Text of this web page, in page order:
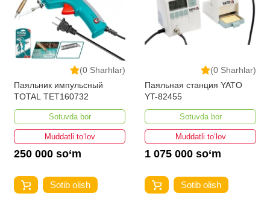
qilingan, ikarvon.uz dan Payvandlash asboblari - bu eng
keng narxlar oralig'i. Va bu yerda Payvandlash
asboblari toifasidagi har bir element uchun optimal narx
mavjud.
(0 Sharhlar)
Паяльник импульсный
TOTAL TET160732
Sotuvda bor
Muddatli to‘lov
250 000 so‘m
Sotib olish
(0 Sharhlar)
Паяльная станция YATO
YT-82455
Sotuvda bor
Muddatli to‘lov
1 075 000 so‘m
Sotib olish